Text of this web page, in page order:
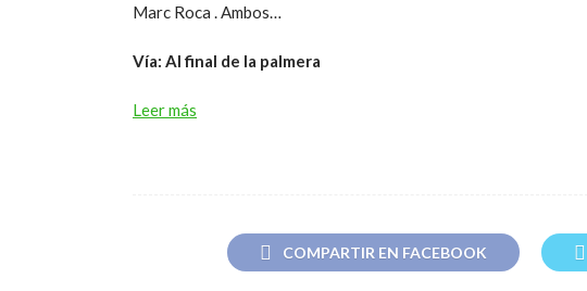
Marc Roca . Ambos…
Vía: Al final de la palmera
Leer más
COMPARTIR EN FACEBOOK